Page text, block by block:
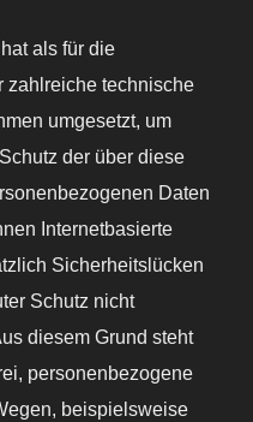
als für die
zahlreiche technische
umgesetzt, um
der über diese
Daten
Internetbasierte
Sicherheitslücken
Schutz nicht
diesem Grund steht
personenbezogene
beispielsweise